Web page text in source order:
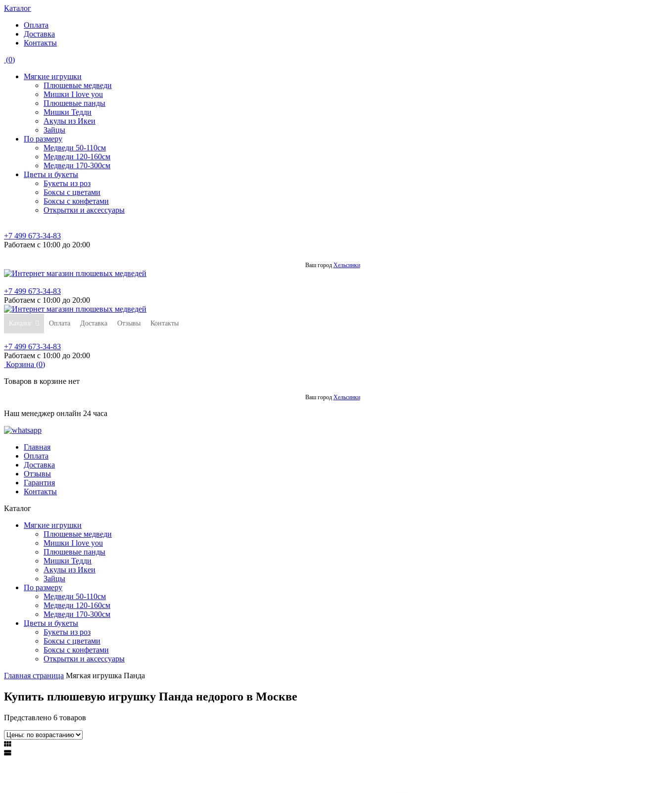
Каталог
Оплата
Доставка
Контакты
(0)
Мягкие игрушки
Плюшевые медведи
Мишки I love you
Плюшевые панды
Мишки Тедди
Акулы из Икеи
Зайцы
По размеру
Медведи 50-110см
Медведи 120-160см
Медведи 170-300см
Цветы и букеты
Букеты из роз
Боксы с цветами
Боксы с конфетами
Открытки и аксессуары
+7 499 673-34-83
Работаем с 10:00 до 20:00
Ваш город Хельсинки
+7 499 673-34-83
Работаем с 10:00 до 20:00
Каталог Оплата Доставка Отзывы Контакты
+7 499 673-34-83
Работаем с 10:00 до 20:00
Корзина (0)
Товаров в корзине нет
Ваш город Хельсинки
Наш менеджер онлайн 24 часа
Главная
Оплата
Доставка
Отзывы
Гарантия
Контакты
Каталог
Мягкие игрушки
Плюшевые медведи
Мишки I love you
Плюшевые панды
Мишки Тедди
Акулы из Икеи
Зайцы
По размеру
Медведи 50-110см
Медведи 120-160см
Медведи 170-300см
Цветы и букеты
Букеты из роз
Боксы с цветами
Боксы с конфетами
Открытки и аксессуары
Главная страница Мягкая игрушка Панда
Купить плюшевую игрушку Панда недорого в Москве
Представлено 6 товаров